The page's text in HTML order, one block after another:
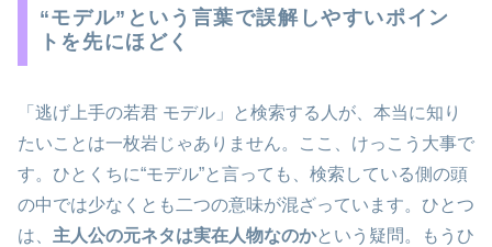
“モデル”という言葉で誤解しやすいポイン
トを先にほどく
「逃げ上手の若君 モデル」と検索する人が、本当に知り
たいことは一枚岩じゃありません。ここ、けっこう大事で
す。ひとくちに“モデル”と言っても、検索している側の頭
の中では少なくとも二つの意味が混ざっています。ひとつ
は、 主人公の元ネタは実在人物なのかという疑問。もうひ